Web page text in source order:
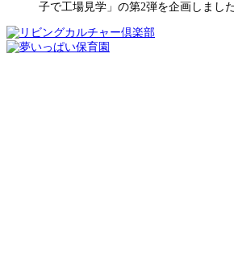
子で工場見学」の第2弾を企画しまし